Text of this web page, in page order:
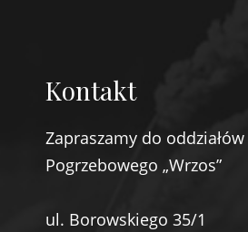
Kontakt
Zapraszamy do oddziałów
Pogrzebowego „Wrzos”
ul. Borowskiego 35/1